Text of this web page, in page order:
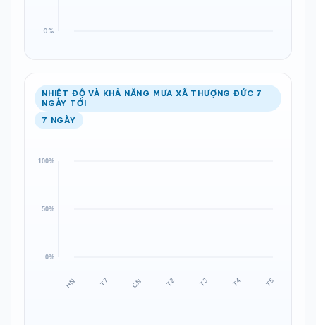
NHIỆT ĐỘ VÀ KHẢ NĂNG MƯA XÃ THƯỢNG ĐỨC 7
NGÀY TỚI
7 NGÀY